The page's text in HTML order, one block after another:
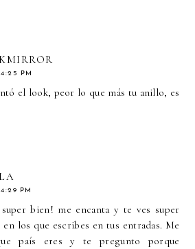
PM
el look, peor lo que más tu anillo, es
PM
bien! me encanta y te ves super
los que escribes en tus entradas. Me
país eres y te pregunto porque